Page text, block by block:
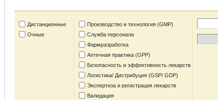
Дистанционные
Очные
Производство и технология (GMP)
Служба персонала
Фармразработка
Аптечная практика (GPP)
Безопасность и эффективность лекарств
Логистика/ Дистрибуция (GSP/ GDP)
Экспертиза и регистрация лекарств
Валидация